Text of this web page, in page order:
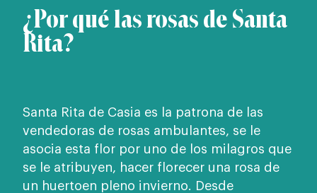
¿Por qué las rosas de Santa
Rita?
Santa Rita de Casia es la patrona de las
vendedoras de rosas ambulantes, se le
asocia esta flor por uno de los milagros que
se le atribuyen, hacer florecer una rosa de
un huertoen pleno invierno. Desde